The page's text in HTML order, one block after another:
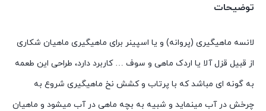
توضیحات
لانسه ماهیگیری (پروانه) و یا اسپینر برای ماهیگیری ماهیان شکاری
از قبیل قزل آلا یا اردک ماهی و سوف … کاربرد دارد، طراحی این طعمه
به گونه ای مباشد که با پرتاب و کشش نخ ماهیگیری شروع به
چرخش در آب مینماید و شبیه به بچه ماهی در آب میشود و ماهیان